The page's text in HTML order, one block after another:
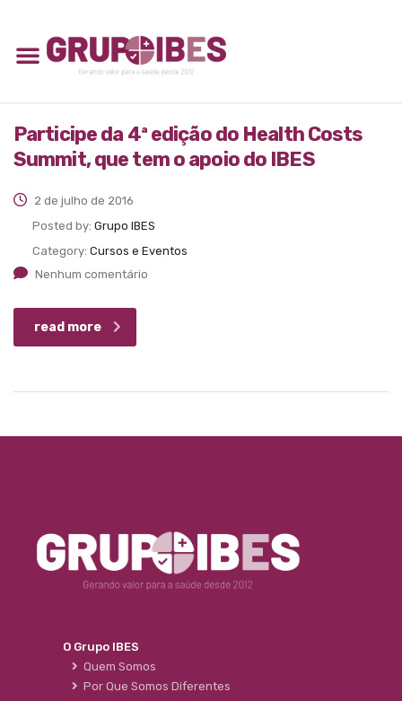
Participe da 4ª edição do Health Costs
Summit, que tem o apoio do IBES
2 de julho de 2016
Posted by: Grupo IBES
Category: Cursos e Eventos
Nenhum comentário
read more
O Grupo IBES
Quem Somos
Por Que Somos Diferentes